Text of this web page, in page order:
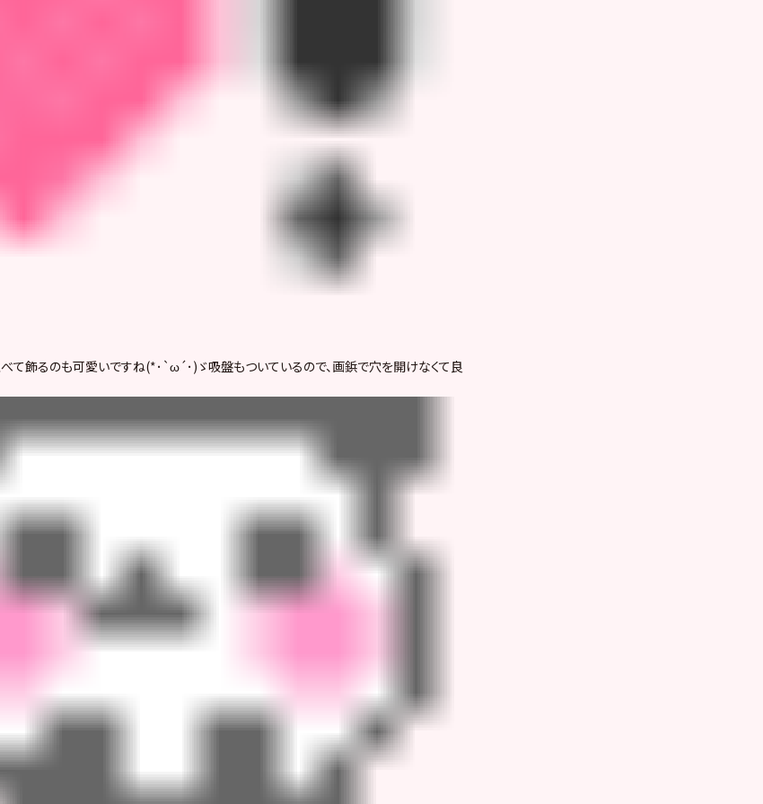
て飾るのも可愛いですね(*･`ω´･)ゞ吸盤もついているので、画鋲で穴を開けなくて良